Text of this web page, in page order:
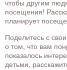
чтобы другим
посещения!
планирует
Поделитесь с
о том, что вам
показалось
детьми,